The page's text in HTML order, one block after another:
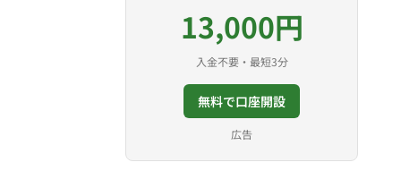
13,000円
入金不要・最短3分
無料で口座開設
広告